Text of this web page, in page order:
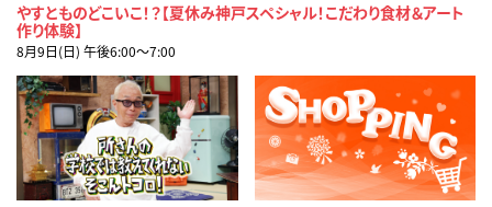
やすとものどこいこ！？【夏休み神戸スペシャル！こだわり食材＆アート
作り体験】
8月9日(日) 午後6:00〜7:00